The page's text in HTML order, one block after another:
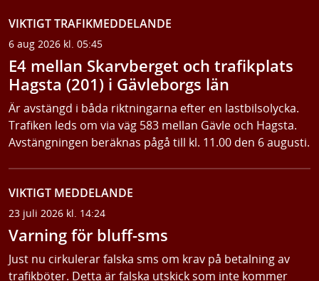
VIKTIGT TRAFIKMEDDELANDE
6 aug 2026 kl. 05:45
E4 mellan Skarvberget och trafikplats
Hagsta (201) i Gävleborgs län
Är avstängd i båda riktningarna efter en lastbilsolycka.
Trafiken leds om via väg 583 mellan Gävle och Hagsta.
Avstängningen beräknas pågå till kl. 11.00 den 6 augusti.
VIKTIGT MEDDELANDE
23 juli 2026 kl. 14:24
Varning för bluff-sms
Just nu cirkulerar falska sms om krav på betalning av
trafikböter. Detta är falska utskick som inte kommer